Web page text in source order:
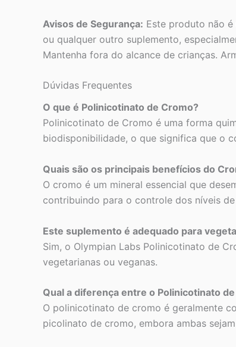
Avisos de Segurança: Este produto não
ou qualquer outro suplemento,
Mantenha fora do alcance de crianças.
Dúvidas Frequentes
O que é Polinicotinato de Cromo?
Polinicotinato de Cromo é uma forma
biodisponibilidade, o que significa que o
Quais são os principais benefícios do
O cromo é um mineral essencial que
contribuindo para o controle dos níveis
Este suplemento é adequado para
Sim, o Olympian Labs Polinicotinato de
vegetarianas ou veganas.
Qual a diferença entre o Polinicotinato
O polinicotinato de cromo é geralmente
picolinato de cromo, embora ambas